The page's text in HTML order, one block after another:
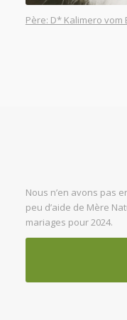
Père: D* Kalimero vom
Nous n’en avons pas
peu d’aide de Mère
mariages pour 2024.